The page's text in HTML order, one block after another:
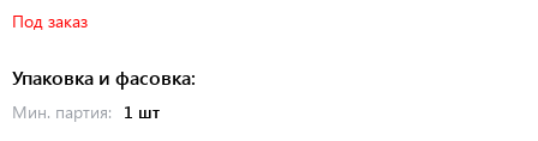
Под заказ
Упаковка и фасовка:
Мин. партия: 1 шт